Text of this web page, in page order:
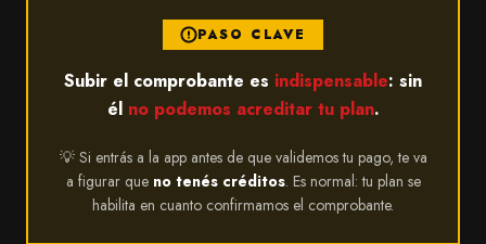
PASO CLAVE
Subir el comprobante es indispensable: sin
él no podemos acreditar tu plan.
💡 Si entrás a la app antes de que validemos tu pago, te va
a figurar que no tenés créditos. Es normal: tu plan se
habilita en cuanto confirmamos el comprobante.